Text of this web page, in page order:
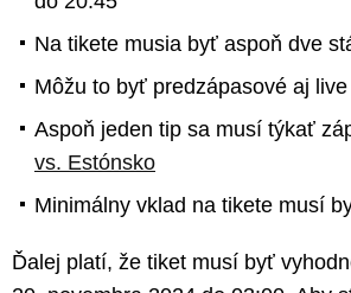
Na tikete musia byť aspoň dve
Môžu to byť predzápasové aj
Aspoň jeden tip sa musí týkať
vs. Estónsko
Minimálny vklad na tikete musí
Ďalej platí, že tiket musí byť